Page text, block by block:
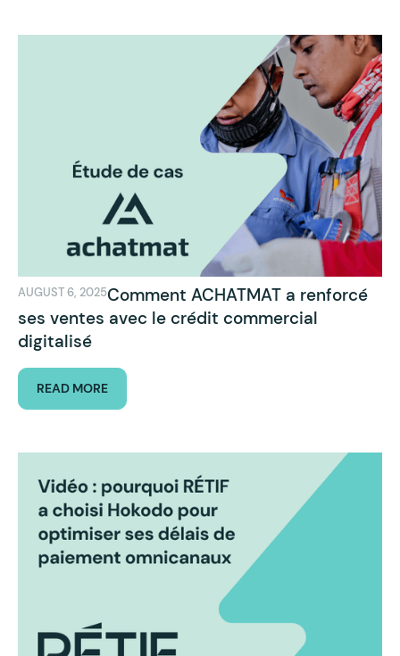
AUGUST 6, 2025Comment ACHATMAT a renforcé
ses ventes avec le crédit commercial
digitalisé
READ MORE